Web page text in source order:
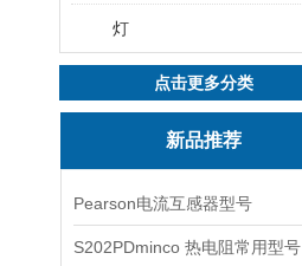
灯
点击更多分类
新品推荐
Pearson电流互感器型号
S202PDminco 热电阻常用型号